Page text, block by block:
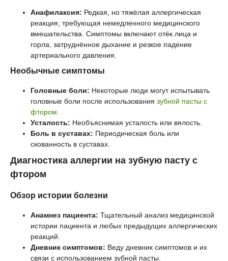
Анафилаксия: Редкая, но тяжёлая аллергическая
реакция, требующая немедленного медицинского
вмешательства. Симптомы включают отёк лица и
горла, затруднённое дыхание и резкое падение
артериального давления.
Необычные симптомы
Головные боли: Некоторые люди могут испытывать
головные боли после использования зубной пасты с
фтором
Усталость: Необъяснимая усталость или вялость.
Боль в суставах: Периодическая боль или
скованность в суставах.
Диагностика аллергии на зубную пасту с
фтором
Обзор истории болезни
Анамнез пациента: Тщательный анализ медицинской
истории пациента и любых предыдущих аллергических
реакций.
Дневник симптомов: Веду дневник симптомов и их
связи с использованием зубной пасты.